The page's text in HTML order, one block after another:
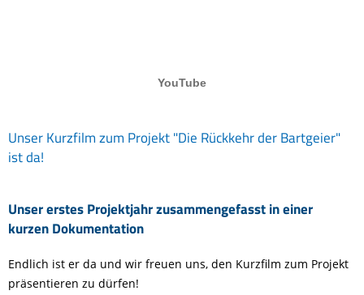
Unser Kurzfilm zum Projekt "Die Rückkehr der Bartgeier"
ist da!
Unser erstes Projektjahr zusammengefasst in einer
kurzen Dokumentation
Endlich ist er da und wir freuen uns, den Kurzfilm zum Projekt
präsentieren zu dürfen!